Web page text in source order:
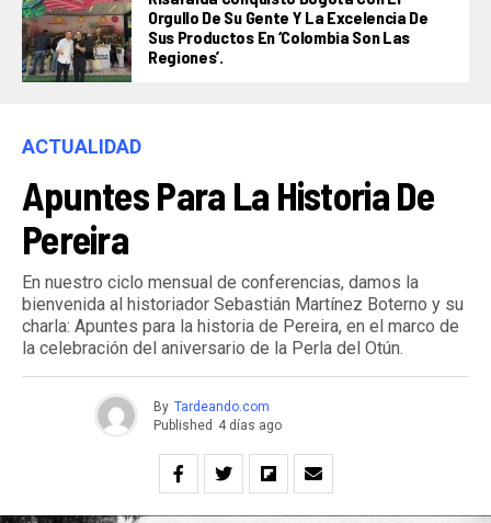
Orgullo De Su Gente Y La Excelencia De
Sus Productos En ‘Colombia Son Las
Regiones’.
ACTUALIDAD
Apuntes Para La Historia De
Pereira
En nuestro ciclo mensual de conferencias, damos la
bienvenida al historiador Sebastián Martínez Boterno y su
charla: Apuntes para la historia de Pereira, en el marco de
la celebración del aniversario de la Perla del Otún.
By Tardeando.com
Published 4 días ago